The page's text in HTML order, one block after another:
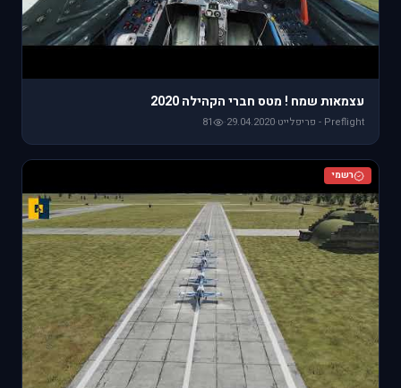
עצמאות שמח ! מטס חברי הקהילה 2020
Preflight - פריפלייט ·
29.04.2020
·
81
רשמי